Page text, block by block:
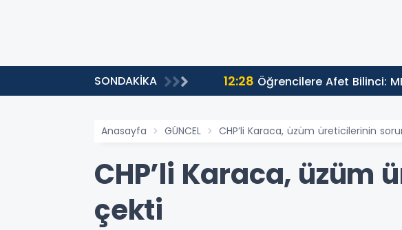
SONDAKİKA
ve Kızılay’dan Ortak Çalıştay
Anasayfa GÜNCEL CHP’li Karaca, üzüm üreticilerinin
CHP’li Karaca,
çekti